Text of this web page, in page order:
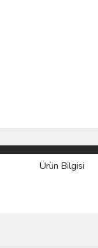
Ürün Bilgisi